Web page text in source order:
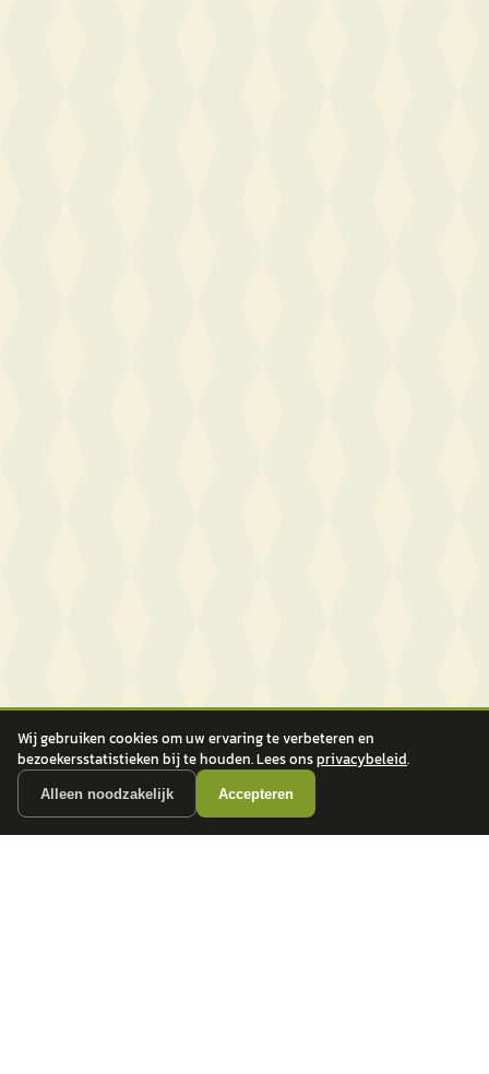
Wij gebruiken cookies om uw ervaring te verbeteren en
bezoekersstatistieken bij te houden. Lees onsprivacybeleid.
Alleen noodzakelijk Accepteren